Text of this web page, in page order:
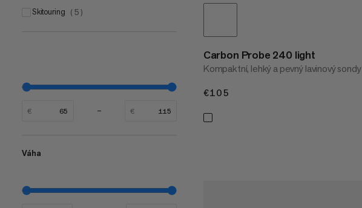
skitouring ( 5 )
€ €
Váha
Carbon Probe 240 light
Kompaktní, lehký a pevný lavinový sondy
€105